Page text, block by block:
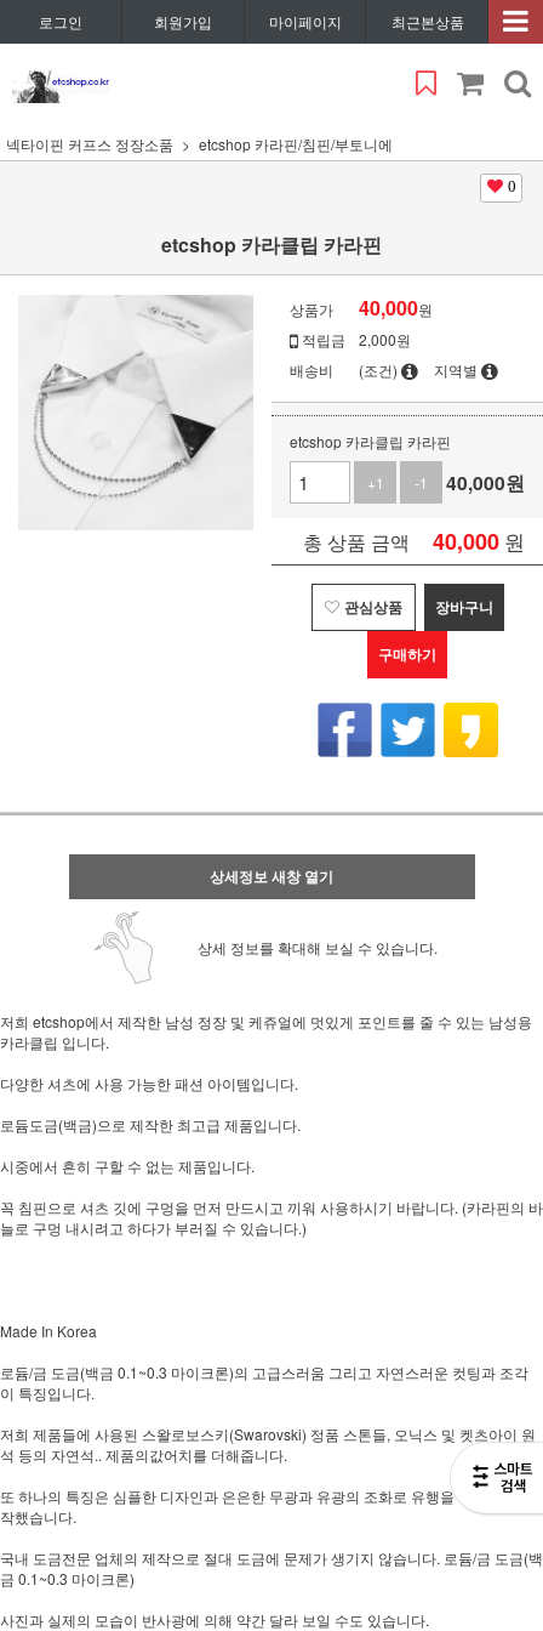
로그인 회원가입 마이페이지 최근본상품
넥타이핀 커프스 정장소품 etcshop 카라핀/침핀/부토니에
0
etcshop 카라클립 카라핀
상품가 40,000원
적립금
2,000원
배송비
(조건) 지역별
etcshop 카라클립 카라핀
+1
-1 40,000원
총 상품 금액 40,000 원
관심상품 장바구니
구매하기
상세정보 새창 열기
상세 정보를 확대해 보실 수 있습니다.
저희 etcshop에서 제작한 남성 정장 및 케쥬얼에 멋있게 포인트를 줄 수 있는 남성용
카라클립 입니다.
다양한 셔츠에 사용 가능한 패션 아이템입니다.
로듐도금(백금)으로 제작한 최고급 제품입니다.
시중에서 흔히 구할 수 없는 제품입니다.
꼭 침핀으로 셔츠 깃에 구멍을 먼저 만드시고 끼워 사용하시기 바랍니다. (카라핀의 바
늘로 구멍 내시려고 하다가 부러질 수 있습니다.)
Made In Korea
로듐/금 도금(백금 0.1~0.3 마이크론)의 고급스러움 그리고 자연스러운 컷팅과 조각
이 특징입니다.
저희 제품들에 사용된 스왈로보스키(Swarovski) 정품 스톤들, 오닉스 및 켓츠아이 원
석 등의 자연석.. 제품의값어치를 더해줍니다.
또 하나의 특징은 심플한 디자인과 은은한 무광과 유광의 조화로 유행을 타지 않게 제
작했습니다.
국내 도금전문 업체의 제작으로 절대 도금에 문제가 생기지 않습니다. 로듐/금 도금(백
금 0.1~0.3 마이크론)
사진과 실제의 모습이 반사광에 의해 약간 달라 보일 수도 있습니다.